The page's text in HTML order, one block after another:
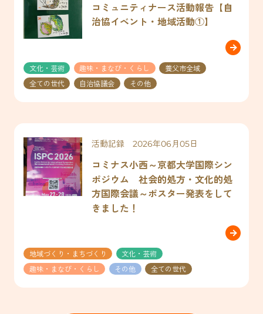
コミュニティナース活動報告【自
治協イベント・地域活動①】
文化・芸術 趣味・まなび・くらし
養父市全域
全ての世代
自治協議会 その他
活動記録 2026年06月05日
コミナス小西～京都大学国際シン
ポジウム 社会的処方・文化的処
方国際会議～ポスター発表をして
きました！
地域づくり・まちづくり
文化・芸術
趣味・まなび・くらし
その他 全ての世代